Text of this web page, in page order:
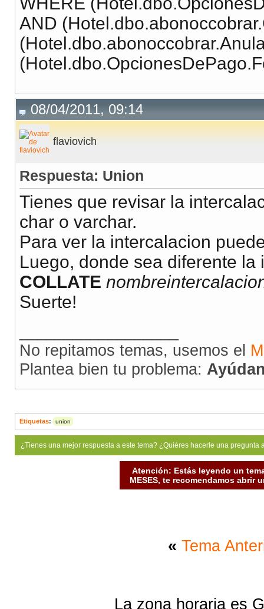
AND
08/04/2011, 09:14
flaviovich
Respuesta: Union
Tienes que revisar la
char o varchar.
Para ver la intercalacion
Luego, donde sea diferente
COLLATE
Suerte!
No repitamos temas, usemos el
Plantea bien tu problema:
Etiquetas: union
¿Tienes una mejor respuesta a este tema? ¿Quiéres hacerle una
Atención: Estás leyendo un
MESES, te recomendamos abrir
« Tema
La zona horaria es